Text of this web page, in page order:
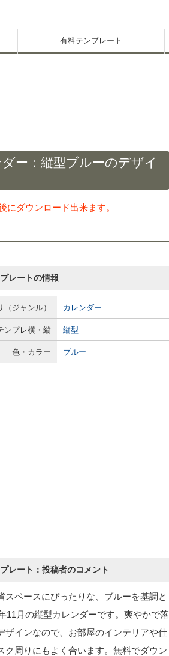
有料テンプレート
ー：縦型ブルーのデザイ
ダウンロード出来ます。
レートの情報
（ジャンル） カレンダー
ンプレ横・縦 縦型
色・カラー ブルー
レート：投稿者のコメント
スペースにぴったりな、ブルーを基調と
11月の縦型カレンダーです。爽やかで落
ザインなので、お部屋のインテリアや仕
ク周りにもよく合います。無料でダウン